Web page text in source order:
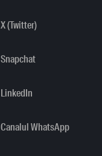
X (Twitter)
Snapchat
LinkedIn
Canalul WhatsApp